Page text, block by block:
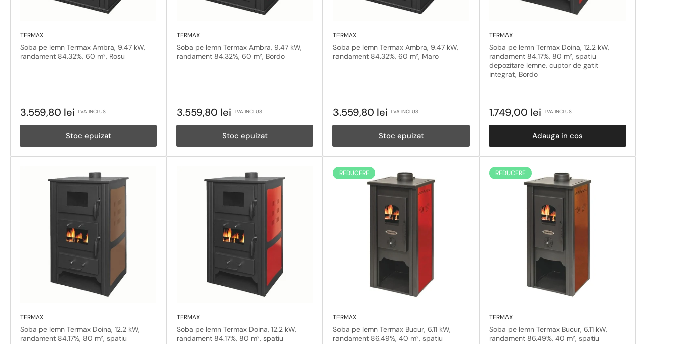
TERMAX
Soba pe lemn Termax Ambra, 9.47 kW,
randament 84.32%, 60 m², Rosu
Pret
3.559,80 lei TVA INCLUS
Stoc epuizat
TERMAX
Soba pe lemn Termax Ambra, 9.47 kW,
randament 84.32%, 60 m², Bordo
Pret
3.559,80 lei TVA INCLUS
Stoc epuizat
TERMAX
Soba pe lemn Termax Ambra, 9.47 kW,
randament 84.32%, 60 m², Maro
Pret
3.559,80 lei TVA INCLUS
Stoc epuizat
TERMAX
Soba pe lemn Termax Doina, 12.2 kW,
randament 84.17%, 80 m², spatiu
depozitare lemne, cuptor de gatit
integrat, Bordo
Pret
1.749,00 lei TVA INCLUS
Adauga in cos
TERMAX
Soba pe lemn Termax Doina, 12.2 kW,
randament 84.17%, 80 m², spatiu
TERMAX
Soba pe lemn Termax Doina, 12.2 kW,
randament 84.17%, 80 m², spatiu
REDUCERE
TERMAX
Soba pe lemn Termax Bucur, 6.11 kW,
randament 86.49%, 40 m², spatiu
REDUCERE
TERMAX
Soba pe lemn Termax Bucur, 6.11 kW,
randament 86.49%, 40 m², spatiu